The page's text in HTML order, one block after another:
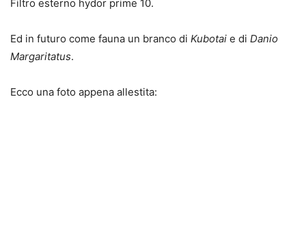
Filtro esterno hydor prime 10.
Ed in futuro come fauna un branco di Kubotai e di Danio
Margaritatus.
Ecco una foto appena allestita: